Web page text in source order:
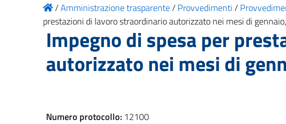
/Amministrazione trasparente/Provvedimenti/
prestazioni di lavoro straordinario autorizzato nei mesi di
Impegno di spesa per
autorizzato nei mesi di
Numero protocollo: 12100